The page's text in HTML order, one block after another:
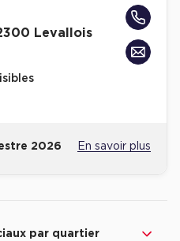
à Massy
à Rennes
à Dijon
Levallois
2026 En savoir plus
par quartier